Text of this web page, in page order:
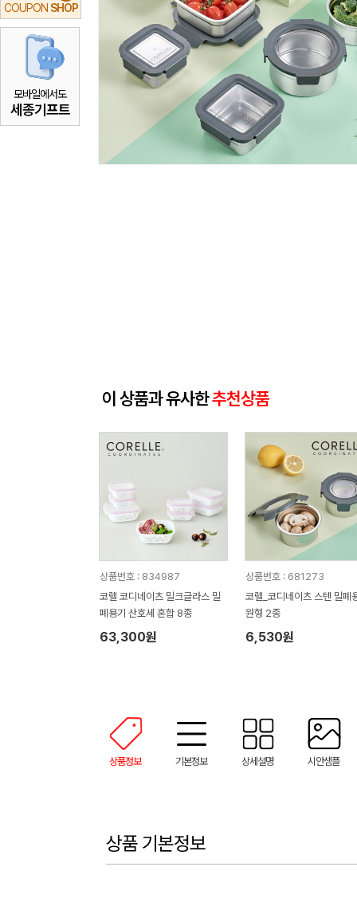
COUPON SHOP
모바일에서도
세종기프트
이 상품과 유사한추천상품
상품번호 : 834987
코렐 코디네이츠 밀크글라스 밀
폐용기 산호세 혼합 8종
63,300원
상품번호 : 681273
코렐_코디네이츠 스텐 밀폐
원형 2종
6,530원
상품정보 기본정보 상세설명 시안샘플
상품 기본정보